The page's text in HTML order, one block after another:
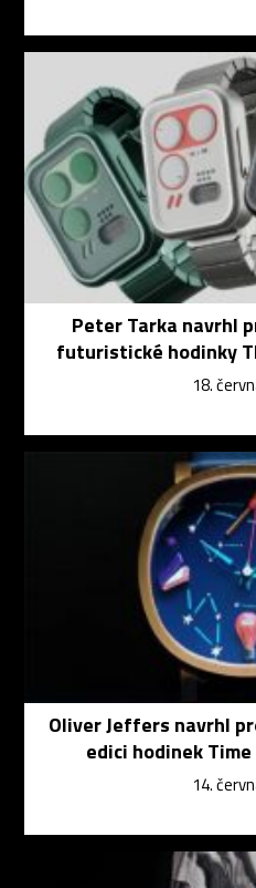
Peter Tarka navrhl
futuristické hodinky
18.
Oliver Jeffers navrhl
edici hodinek
14.